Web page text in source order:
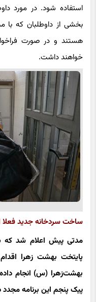
استفاده شود. در مورد
بخشی از داوطلبان که با
هستند و در صورت
خواهند داشت.
ساخت سردخانه جدید فعلا
مدتی پیش اعلام شد که
پایتخت بهشت زهرا
بهشت‌زهرا (س) انجام داده
پیک پنجم این برنامه مجدد